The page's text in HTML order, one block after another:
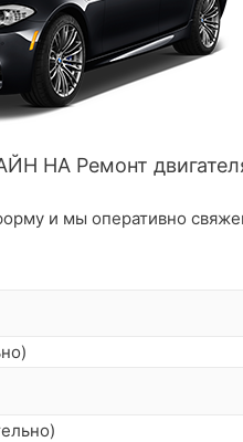
НА Ремонт двигателя
и мы оперативно